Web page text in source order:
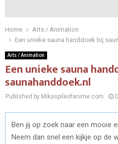
Home
Arts / Animation
Een unieke sauna handdoek bij
Arts / Animation
Een unieke sauna
saunahanddoek.nl
Published by Mikaspileofanime.com
Ben jij op zoek naar een mooie
Neem dan snel een kijkje op de